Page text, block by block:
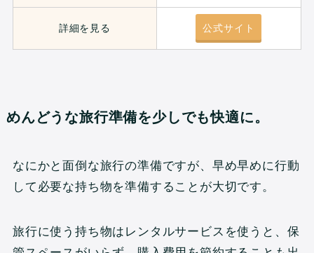
詳細を見る 公式サイト
めんどうな旅行準備を少しでも快適に。
なにかと面倒な旅行の準備ですが、早め早めに行動
して必要な持ち物を準備することが大切です。
旅行に使う持ち物はレンタルサービスを使うと、保